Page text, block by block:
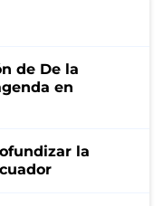
de De la
en
la